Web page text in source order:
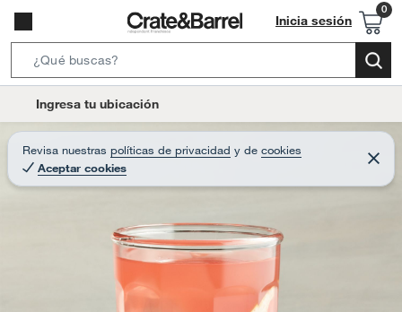
Inicia sesión
e
r
c
a
r
o
t
Ingresa tu ubicación
Revisa nuestras políticas de privacidad y de cookies
Aceptar cookies
C
e
r